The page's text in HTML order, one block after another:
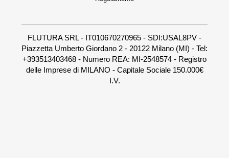
FLUTURA SRL - IT010670270965 - SDI:USAL8PV -
Piazzetta Umberto Giordano 2 - 20122 Milano (MI) - Tel:
+393513403468 - Numero REA: MI-2548574 - Registro
delle Imprese di MILANO - Capitale Sociale 150.000€
I.V.